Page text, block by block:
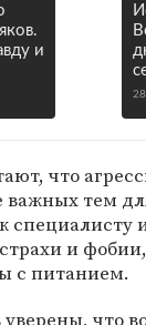
и
что
важных тем
и
с питанием.
что